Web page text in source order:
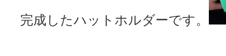
完成したハットホルダーです。